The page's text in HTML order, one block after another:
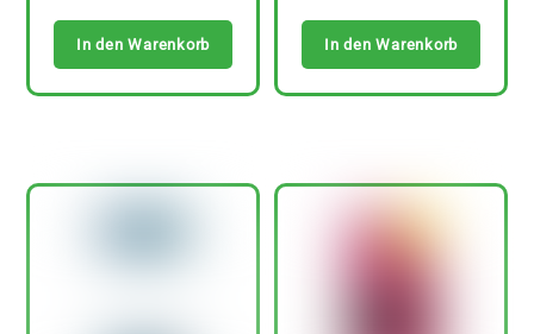
In den Warenkorb In den Warenkorb